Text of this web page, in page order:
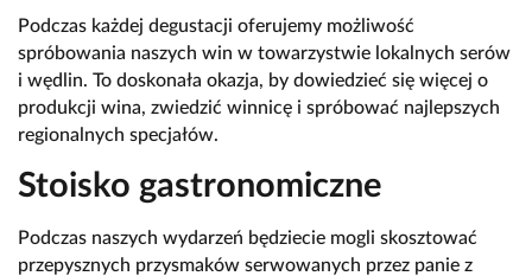
Podczas każdej degustacji oferujemy możliwość
spróbowania naszych win w towarzystwie lokalnych serów
i wędlin. To doskonała okazja, by dowiedzieć się więcej o
produkcji wina, zwiedzić winnicę i spróbować najlepszych
regionalnych specjałów.
Stoisko gastronomiczne
Podczas naszych wydarzeń będziecie mogli skosztować
przepysznych przysmaków serwowanych przez panie z